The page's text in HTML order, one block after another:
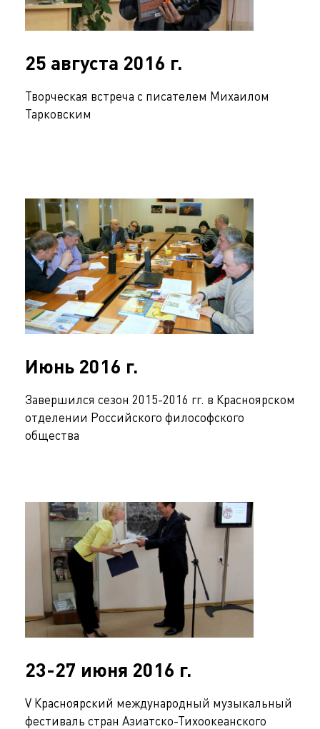
25 августа 2016 г.
Творческая встреча с писателем Михаилом
Тарковским
Июнь 2016 г.
Завершился сезон 2015-2016 гг. в Красноярском
отделении Российского философского
общества
23-27 июня 2016 г.
V Красноярский международный музыкальный
фестиваль стран Азиатско-Тихоокеанского